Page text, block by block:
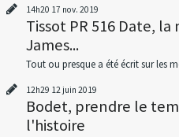
14h20 17 nov. 2019
Tissot PR 516 Date,
James...
Tout ou presque a été écrit sur les
12h29 12 juin 2019
Bodet, prendre le
l'histoire